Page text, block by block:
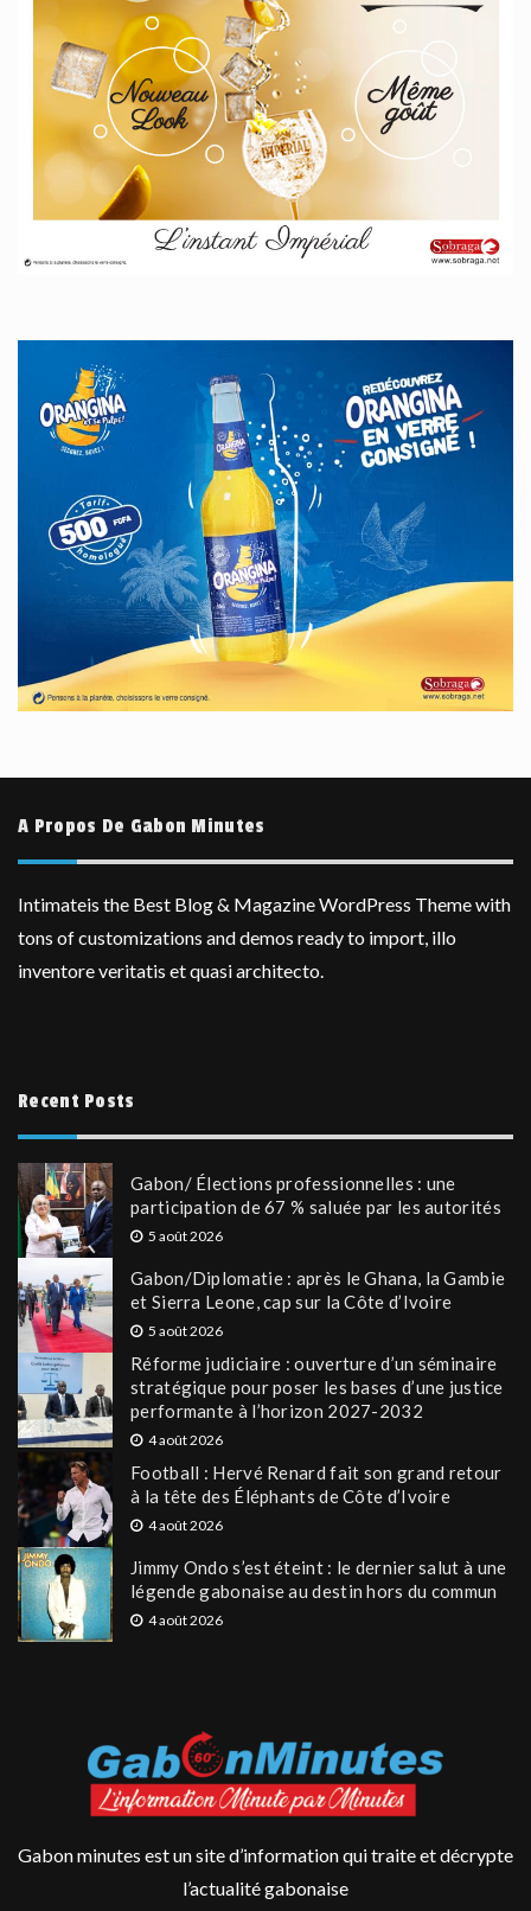
A Propos De Gabon Minutes
Intimateis the Best Blog & Magazine WordPress Theme with
tons of customizations and demos ready to import, illo
inventore veritatis et quasi architecto.
Recent Posts
Gabon/ Élections professionnelles : une
participation de 67 % saluée par les autorités
5 août 2026
Gabon/Diplomatie : après le Ghana, la Gambie
et Sierra Leone, cap sur la Côte d’Ivoire
5 août 2026
Réforme judiciaire : ouverture d’un séminaire
stratégique pour poser les bases d’une justice
performante à l’horizon 2027-2032
4 août 2026
Football : Hervé Renard fait son grand retour
à la tête des Éléphants de Côte d’Ivoire
4 août 2026
Jimmy Ondo s’est éteint : le dernier salut à une
légende gabonaise au destin hors du commun
4 août 2026
Gabon minutes est un site d’information qui traite et décrypte
l’actualité gabonaise